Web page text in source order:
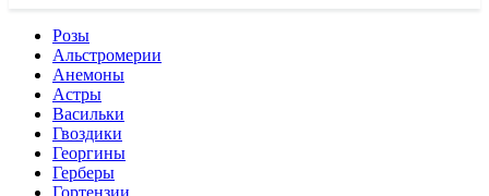
Розы
Альстромерии
Анемоны
Астры
Васильки
Гвоздики
Георгины
Герберы
Гортензии